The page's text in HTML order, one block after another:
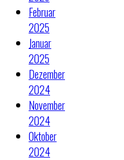
Februar
2025
Januar
2025
Dezember
2024
November
2024
Oktober
2024